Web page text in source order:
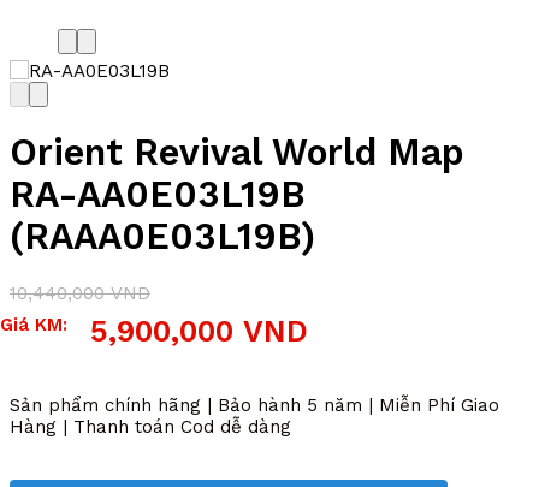
Orient Revival World Map
RA-AA0E03L19B
(RAAA0E03L19B)
10,440,000VND
Giá
5,900,000 VND
Giá
5,900,000 VND.
Giá KM:
Sản phẩm chính hãng | Bảo hành 5 năm | Miễn Phí Giao
Hàng | Thanh toán Cod dễ dàng